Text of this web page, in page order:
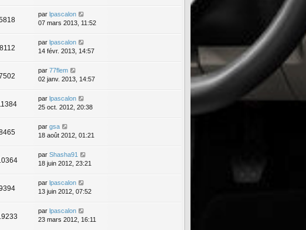
par lpascalon
07 mars 2013, 11:52
8112
par lpascalon
14 févr. 2013, 14:57
par 77flem
02 janv. 2013, 14:57
par lpascalon
25 oct. 2012, 20:38
par gsa
18 août 2012, 01:21
par Shasha91
18 juin 2012, 23:21
par lpascalon
13 juin 2012, 07:52
par lpascalon
23 mars 2012, 16:11